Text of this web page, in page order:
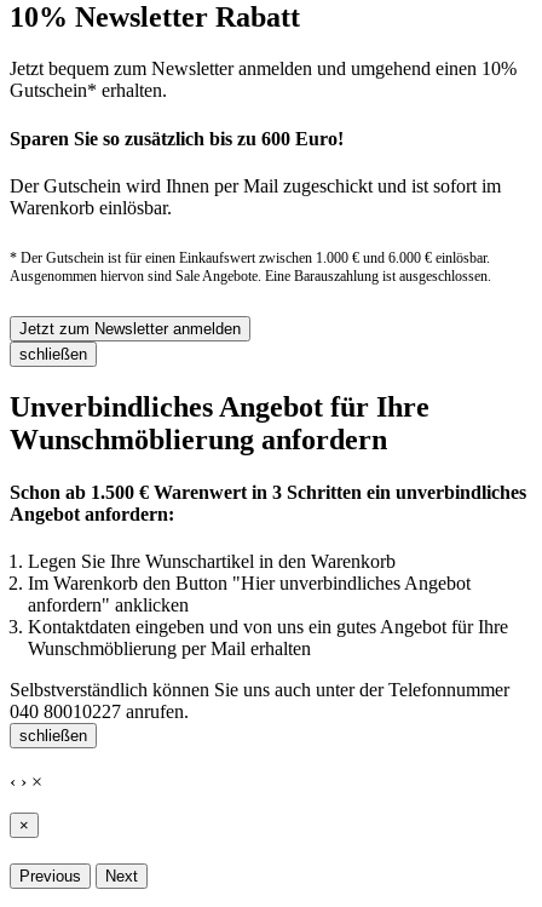
10% Newsletter Rabatt
Jetzt bequem zum Newsletter anmelden und umgehend einen 10%
Gutschein* erhalten.
Sparen Sie so zusätzlich bis zu 600 Euro!
Der Gutschein wird Ihnen per Mail zugeschickt und ist sofort im
Warenkorb einlösbar.
* Der Gutschein ist für einen Einkaufswert zwischen 1.000 € und 6.000 € einlösbar.
Ausgenommen hiervon sind Sale Angebote. Eine Barauszahlung ist ausgeschlossen.
Jetzt zum Newsletter anmelden
schließen
Unverbindliches Angebot für Ihre
Wunschmöblierung anfordern
Schon ab 1.500 € Warenwert in 3 Schritten ein unverbindliches
Angebot anfordern:
Legen Sie Ihre Wunschartikel in den Warenkorb
Im Warenkorb den Button "Hier unverbindliches Angebot
anfordern" anklicken
Kontaktdaten eingeben und von uns ein gutes Angebot für Ihre
Wunschmöblierung per Mail erhalten
Selbstverständlich können Sie uns auch unter der Telefonnummer
040 80010227 anrufen.
schließen
‹ › ×
×
Previous Next